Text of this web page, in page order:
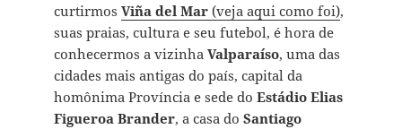
curtirmos Viña del Mar (veja aqui como foi),
suas praias, cultura e seu futebol, é hora de
conhecermos a vizinha Valparaíso, uma das
cidades mais antigas do país, capital da
homônima Província e sede do Estádio Elias
Figueroa Brander, a casa do Santiago